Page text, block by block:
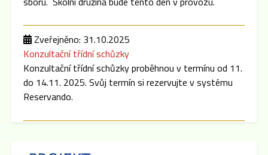
Zveřejněno: 31.10.2025
Konzultační třídní schůzky
Konzultační třídní schůzky proběhnou v termínu od 11.
do 14.11. 2025. Svůj termín si rezervujte v systému
Reservando.